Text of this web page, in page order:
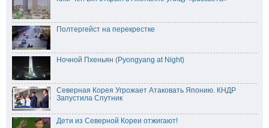
Полтергейст на перекрестке
Ночной Пхеньян (Pyongyang at Night)
Северная Корея Угрожает Атаковать Японию. КНДР
Запустила Спутник
Дети из Северной Кореи отжигают!